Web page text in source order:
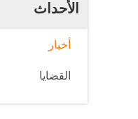
الأحداث
أخبار
القضايا